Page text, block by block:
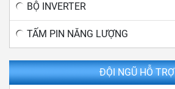
BỘ INVERTER
TẤM PIN NĂNG LƯỢNG
ĐỘI NGŨ HỖ TRỢ